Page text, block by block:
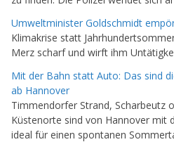
Umweltminister Goldschmidt
Klimakrise statt
Merz scharf und wirft ihm
Mit der Bahn statt Auto: Das sind
ab Hannover
Timmendorfer Strand, Scharbeutz
Küstenorte sind von Hannover mit
ideal für einen spontanen